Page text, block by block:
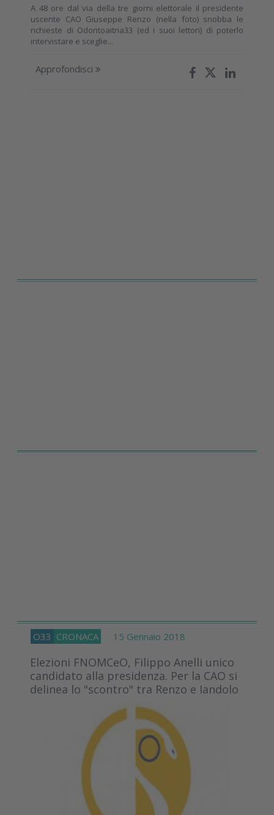
A 48 ore dal via della tre giorni elettorale il presidente
uscente CAO Giuseppe Renzo (nella foto) snobba le
richieste di Odontoaitria33 (ed i suoi lettori) di poterlo
intervistare e sceglie...
Approfondisci
O33 CRONACA 15 Gennaio 2018
Elezioni FNOMCeO, Filippo Anelli unico
candidato alla presidenza. Per la CAO si
delinea lo "scontro" tra Renzo e Iandolo